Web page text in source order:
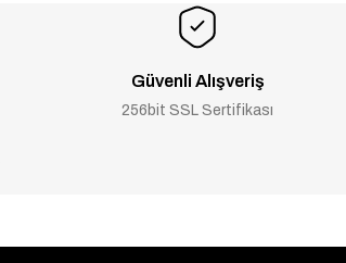
Güvenli Alışveriş
256bit SSL Sertifikası